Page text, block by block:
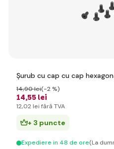
Șurub cu cap cu cap
14,55 lei
14,90 lei(-2 %)
12,02 lei fără TVA
+ 3 puncte
Expediere in 48 de ore(La